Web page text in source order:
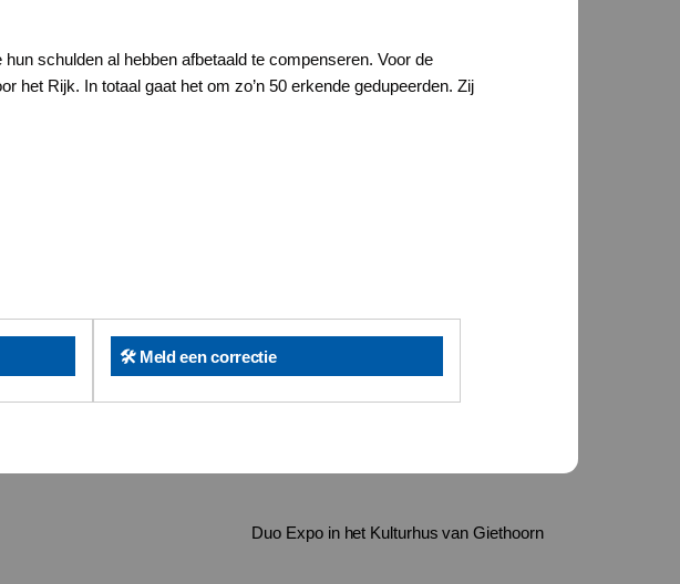
schulden al hebben afbetaald te compenseren. Voor de
het Rijk. In totaal gaat het om zo’n 50 erkende gedupeerden. Zij
🛠️ Meld een correctie
Duo Expo in het Kulturhus van Giethoorn